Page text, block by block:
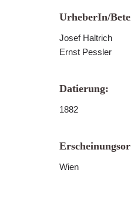
UrheberIn/
Josef Haltrich
Ernst Pessler
Datierung:
1882
Wien